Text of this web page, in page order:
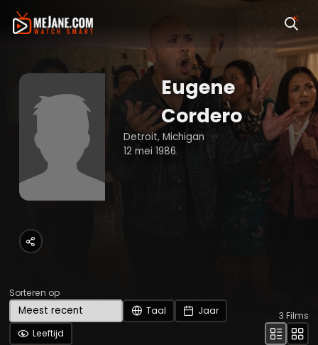
Eugene
Cordero
Detroit, Michigan
12 mei 1986
Sorteren op
Taal
Jaar
Leeftijd
3 Films